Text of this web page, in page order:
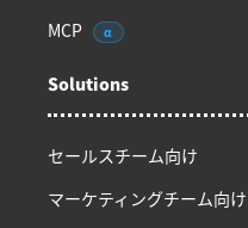
MCP
α
Solutions
セールスチーム向け
マーケティングチーム向け